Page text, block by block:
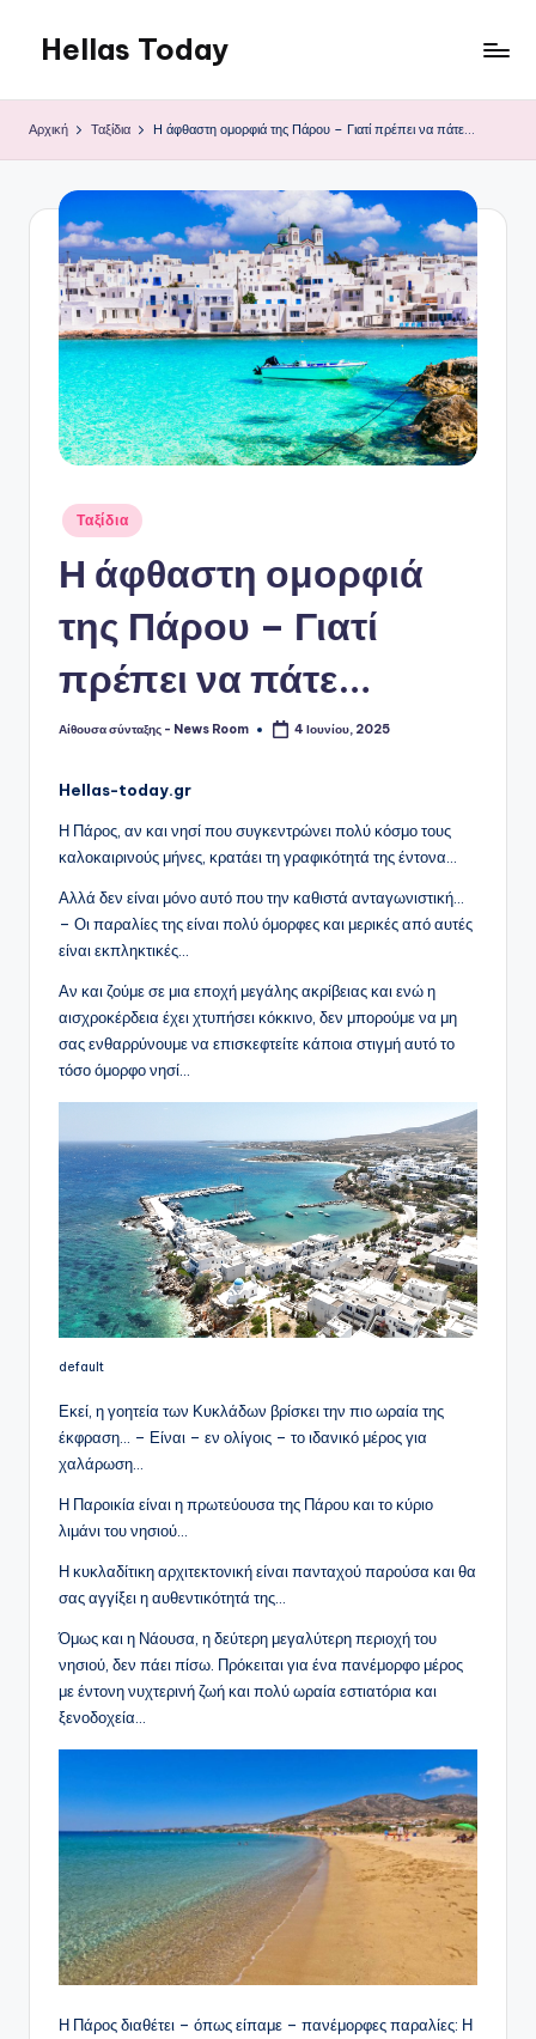
Μετάβαση
περιεχόμενο
Hellas Today
Αρχική Ταξίδια Η άφθαστη ομορφιά της Πάρου – Γιατί πρέπει να πάτε…
Αναρτήθηκε
σε
Ταξίδια
Η άφθαστη ομορφιά
της Πάρου – Γιατί
πρέπει να πάτε…
Συγγραφέας:
Αίθουσα σύνταξης - News Room 4 Ιουνίου, 2025
Hellas-today.gr
Η Πάρος, αν και νησί που συγκεντρώνει πολύ κόσμο τους
καλοκαιρινούς μήνες, κρατάει τη γραφικότητά της έντονα…
Αλλά δεν είναι μόνο αυτό που την καθιστά ανταγωνιστική…
– Οι παραλίες της είναι πολύ όμορφες και μερικές από αυτές
είναι εκπληκτικές…
Αν και ζούμε σε μια εποχή μεγάλης ακρίβειας και ενώ η
αισχροκέρδεια έχει χτυπήσει κόκκινο, δεν μπορούμε να μη
σας ενθαρρύνουμε να επισκεφτείτε κάποια στιγμή αυτό το
τόσο όμορφο νησί…
default
Εκεί, η γοητεία των Κυκλάδων βρίσκει την πιο ωραία της
έκφραση… – Είναι – εν ολίγοις – το ιδανικό μέρος για
χαλάρωση…
Η Παροικία είναι η πρωτεύουσα της Πάρου και το κύριο
λιμάνι του νησιού…
Η κυκλαδίτικη αρχιτεκτονική είναι πανταχού παρούσα και θα
σας αγγίξει η αυθεντικότητά της…
Όμως και η Νάουσα, η δεύτερη μεγαλύτερη περιοχή του
νησιού, δεν πάει πίσω. Πρόκειται για ένα πανέμορφο μέρος
με έντονη νυχτερινή ζωή και πολύ ωραία εστιατόρια και
ξενοδοχεία…
Η Πάρος διαθέτει – όπως είπαμε – πανέμορφες παραλίες: Η